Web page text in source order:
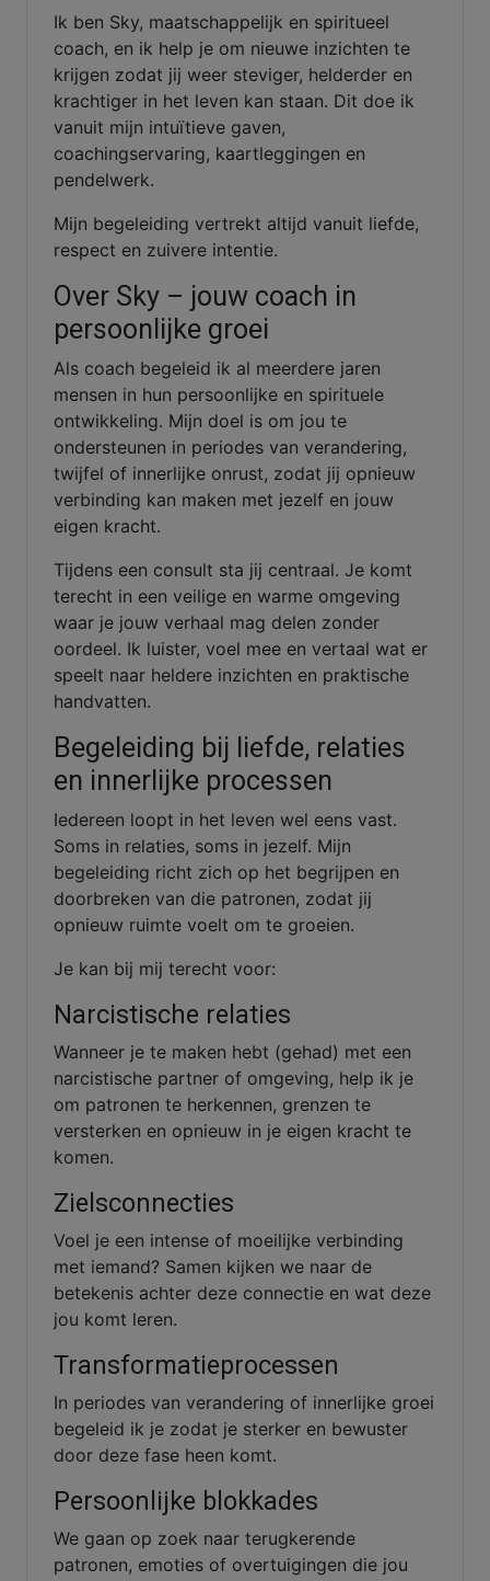
Ik ben Sky, maatschappelijk en spiritueel
coach, en ik help je om nieuwe inzichten te
krijgen zodat jij weer steviger, helderder en
krachtiger in het leven kan staan. Dit doe ik
vanuit mijn intuïtieve gaven,
coachingservaring, kaartleggingen en
pendelwerk.
Mijn begeleiding vertrekt altijd vanuit liefde,
respect en zuivere intentie.
Over Sky – jouw coach in
persoonlijke groei
Als coach begeleid ik al meerdere jaren
mensen in hun persoonlijke en spirituele
ontwikkeling. Mijn doel is om jou te
ondersteunen in periodes van verandering,
twijfel of innerlijke onrust, zodat jij opnieuw
verbinding kan maken met jezelf en jouw
eigen kracht.
Tijdens een consult sta jij centraal. Je komt
terecht in een veilige en warme omgeving
waar je jouw verhaal mag delen zonder
oordeel. Ik luister, voel mee en vertaal wat er
speelt naar heldere inzichten en praktische
handvatten.
Begeleiding bij liefde, relaties
en innerlijke processen
Iedereen loopt in het leven wel eens vast.
Soms in relaties, soms in jezelf. Mijn
begeleiding richt zich op het begrijpen en
doorbreken van die patronen, zodat jij
opnieuw ruimte voelt om te groeien.
Je kan bij mij terecht voor:
Narcistische relaties
Wanneer je te maken hebt (gehad) met een
narcistische partner of omgeving, help ik je
om patronen te herkennen, grenzen te
versterken en opnieuw in je eigen kracht te
komen.
Zielsconnecties
Voel je een intense of moeilijke verbinding
met iemand? Samen kijken we naar de
betekenis achter deze connectie en wat deze
jou komt leren.
Transformatieprocessen
In periodes van verandering of innerlijke groei
begeleid ik je zodat je sterker en bewuster
door deze fase heen komt.
Persoonlijke blokkades
We gaan op zoek naar terugkerende
patronen, emoties of overtuigingen die jou